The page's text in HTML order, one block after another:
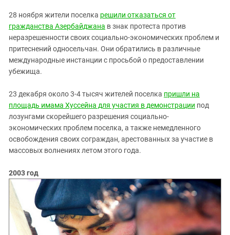
28 ноября жители поселка решили отказаться от
гражданства Азербайджана в знак протеста против
неразрешенности своих социально-экономических проблем и
притеснений односельчан. Они обратились в различные
международные инстанции с просьбой о предоставлении
убежища.
23 декабря около 3-4 тысяч жителей поселка пришли на
площадь имама Хуссейна для участия в демонстрации под
лозунгами скорейшего разрешения социально-
экономических проблем поселка, а также немедленного
освобождения своих сограждан, арестованных за участие в
массовых волнениях летом этого года.
2003 год